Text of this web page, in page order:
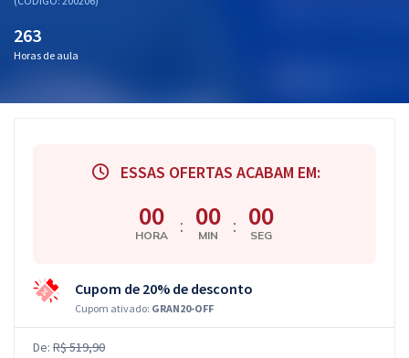
Conteúdo gratuito
Aprovados
263
Horas de aula
ESSAS OFERTAS ACABAM EM:
00
HORA : 00
MIN : 00
SEG
Cupom de 20% de desconto
Cupom ativado: GRAN20-OFF
De: R$ 519,90